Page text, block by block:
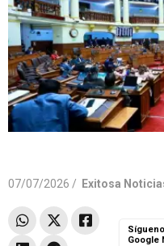
07/07/2026 / Exitosa
Google